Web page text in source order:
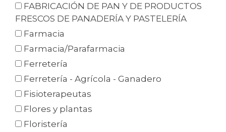
FABRICACIÓN DE PAN Y DE PRODUCTOS
FRESCOS DE PANADERÍA Y PASTELERÍA
Farmacia
Farmacia/Parafarmacia
Ferretería
Ferretería - Agrícola - Ganadero
Fisioterapeutas
Flores y plantas
Floristería